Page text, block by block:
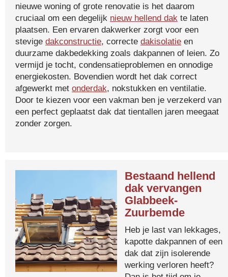
nieuwe woning of grote renovatie is het daarom
cruciaal om een degelijk nieuw hellend dak te laten
plaatsen. Een ervaren dakwerker zorgt voor een
stevige dakconstructie, correcte dakisolatie en
duurzame dakbedekking zoals dakpannen of leien. Zo
vermijd je tocht, condensatieproblemen en onnodige
energiekosten. Bovendien wordt het dak correct
afgewerkt met onderdak, nokstukken en ventilatie.
Door te kiezen voor een vakman ben je verzekerd van
een perfect geplaatst dak dat tientallen jaren meegaat
zonder zorgen.
Bestaand hellend
dak vervangen
Glabbeek-
Zuurbemde
Heb je last van lekkages,
kapotte dakpannen of een
dak dat zijn isolerende
werking verloren heeft?